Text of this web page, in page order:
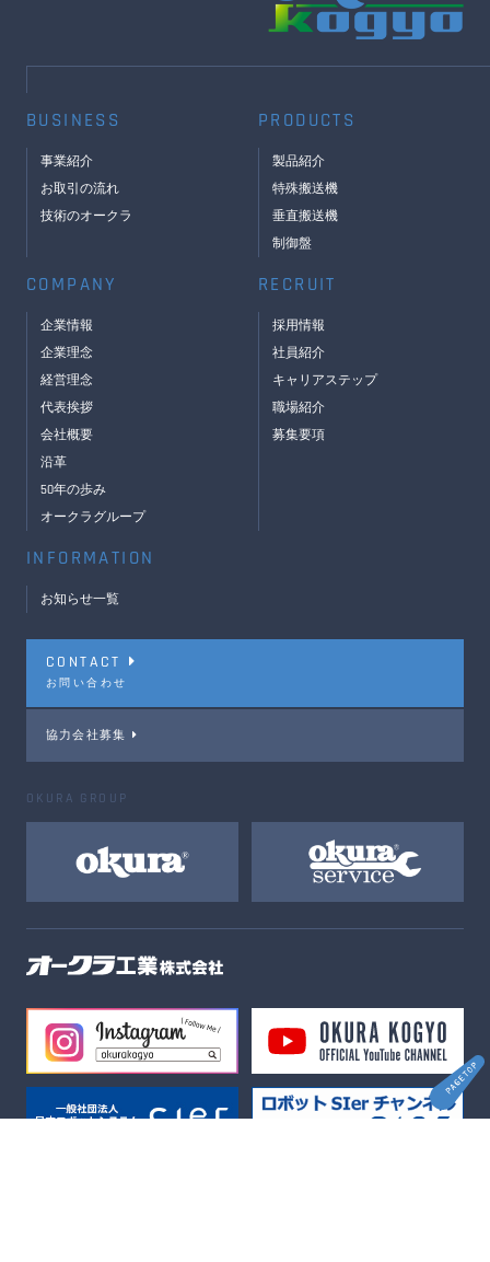
BUSINESS PRODUCTS
事業紹介
製品紹介
お取引の流れ
特殊搬送機
技術のオークラ
垂直搬送機
制御盤
COMPANY RECRUIT
企業情報
採用情報
企業理念
社員紹介
経営理念
キャリアステップ
代表挨拶
職場紹介
会社概要
募集要項
沿革
50年の歩み
オークラグループ
INFORMATION
お知らせ一覧
CONTACT
お問い合わせ
協力会社募集
OKURA GROUP